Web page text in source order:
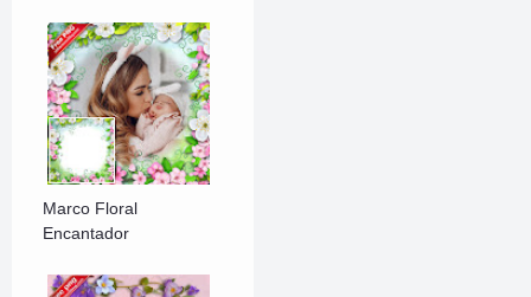
Marco Floral
Encantador